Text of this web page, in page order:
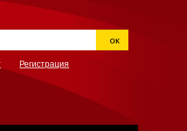
ок
Регистрация